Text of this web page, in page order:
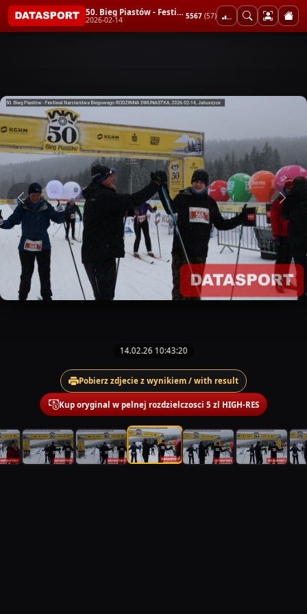
50. Bieg Piastów - Festiwal Narciarstwa Biegowego RODZINNA DWUNASTKA
2026-02-14 5567 (57)
14.02.26 10:43:20
Pobierz zdjecie z wynikiem / with result
Kup oryginal w pelnej rozdzielczosci 5 zl HIGH-RES